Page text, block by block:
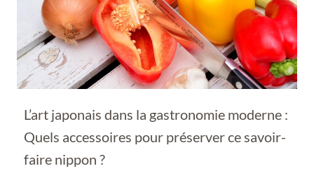
L’art japonais dans la gastronomie moderne :
Quels accessoires pour préserver ce savoir-
faire nippon ?